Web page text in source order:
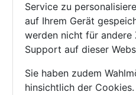
Service zu
auf Ihrem Gerät
werden nicht für andere
Support auf dieser
Sie haben zudem
hinsichtlich der Cookies.